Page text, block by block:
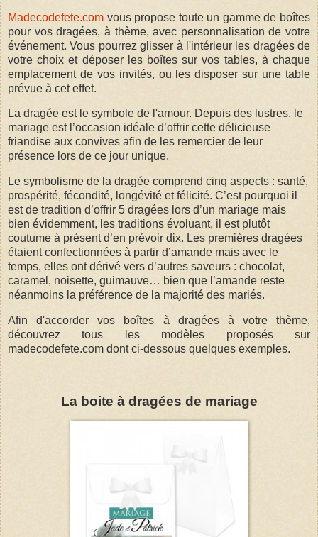
Madecodefete.com vous propose toute un gamme de boîtes
pour vos dragées, à thème, avec personnalisation de votre
événement. Vous pourrez glisser à l'intérieur les dragées de
votre choix et déposer les boîtes sur vos tables, à chaque
emplacement de vos invités, ou les disposer sur une table
prévue à cet effet.
La dragée est le symbole de l'amour. Depuis des lustres, le
mariage est l’occasion idéale d’offrir cette délicieuse
friandise aux convives afin de les remercier de leur
présence lors de ce jour unique.
Le symbolisme de la dragée comprend cinq aspects : santé,
prospérité, fécondité, longévité et félicité. C’est pourquoi il
est de tradition d’offrir 5 dragées lors d’un mariage mais
bien évidemment, les traditions évoluant, il est plutôt
coutume à présent d’en prévoir dix. Les premières dragées
étaient confectionnées à partir d’amande mais avec le
temps, elles ont dérivé vers d’autres saveurs : chocolat,
caramel, noisette, guimauve… bien que l’amande reste
néanmoins la préférence de la majorité des mariés.
Afin d'accorder vos boîtes à dragées à votre thème,
découvrez tous les modèles proposés sur
madecodefete.com dont ci-dessous quelques exemples.
La boite à dragées de mariage